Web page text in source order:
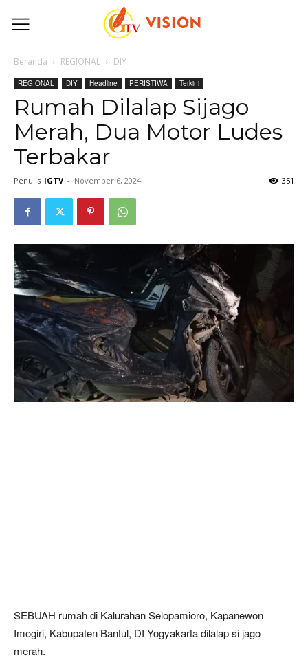
Beranda REGIONAL DIY
REGIONAL DIY Headline PERISTIWA Terkini
Rumah Dilalap Sijago
Merah, Dua Motor Ludes
Terbakar
Penulis IGTV - November 6, 2024 351
SEBUAH rumah di Kalurahan Selopamioro, Kapanewon
Imogiri, Kabupaten Bantul, DI Yogyakarta dilalap si jago
merah.